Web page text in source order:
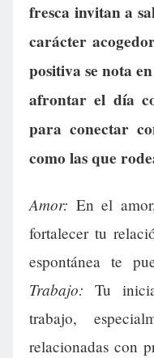
fresca invitan a
carácter
positiva se nota
afrontar el día
para conectar
como las que
Amor: En el
fortalecer tu
espontánea te
Trabajo: Tu
trabajo,
relacionadas con